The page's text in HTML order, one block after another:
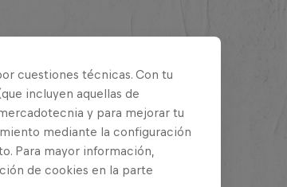
cuestiones técnicas. Con tu
incluyen aquellas de
y para mejorar tu
mediante la configuración
Para mayor información,
de cookies en la parte